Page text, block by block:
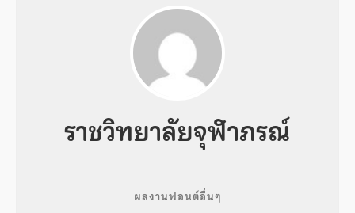
ราชวิทยาลัยจุฬาภรณ์
ผลงานฟอนต์อื่นๆ